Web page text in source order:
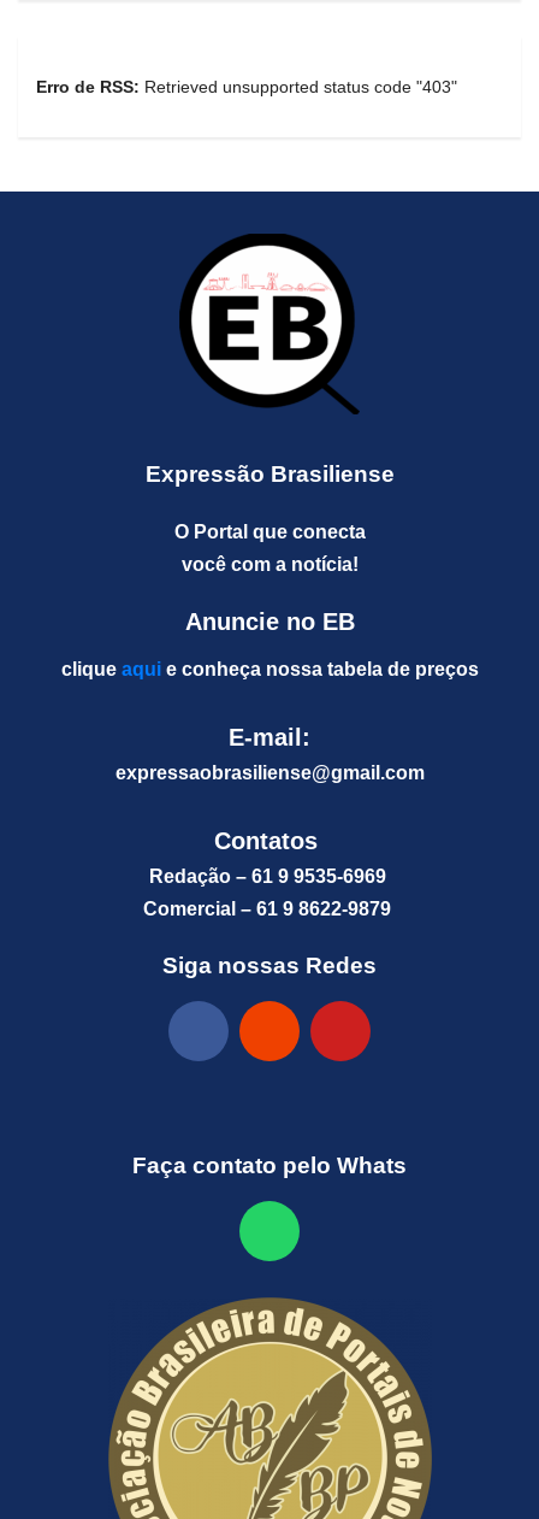
Erro de RSS: Retrieved unsupported status code "403"
Expressão Brasiliense
O Portal que conecta
você com a notícia!
Anuncie no EB
clique aquie conheça nossa tabela de preços
E-mail:
expressaobrasiliense@gmail.com
Contatos
Redação – 61 9 9535-6969
Comercial – 61 9 8622-9879
Siga nossas Redes
Faça contato pelo Whats